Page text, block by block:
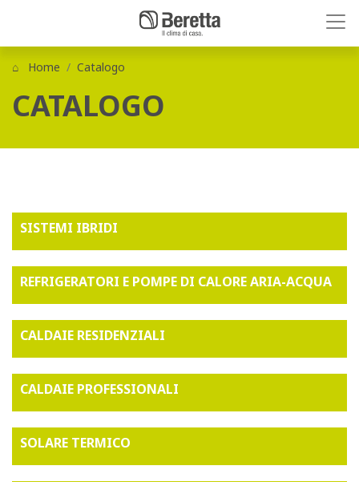
Home Catalogo
CATALOGO
SISTEMI IBRIDI
REFRIGERATORI E POMPE DI CALORE ARIA-ACQUA
CALDAIE RESIDENZIALI
CALDAIE PROFESSIONALI
SOLARE TERMICO